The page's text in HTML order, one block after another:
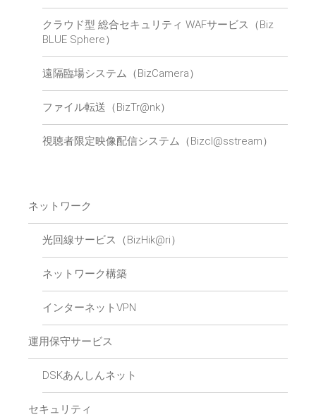
クラウド型 総合セキュリティ WAFサービス（Biz
BLUE Sphere）
遠隔臨場システム（BizCamera）
ファイル転送（BizTr@nk）
視聴者限定映像配信システム（Bizcl@sstream）
ネットワーク
光回線サービス（BizHik@ri）
ネットワーク構築
インターネットVPN
運用保守サービス
DSKあんしんネット
セキュリティ